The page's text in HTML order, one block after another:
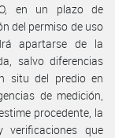
en un plazo de
del permiso de uso
apartarse de la
salvo diferencias
situ del predio en
de medición,
procedente, la
que